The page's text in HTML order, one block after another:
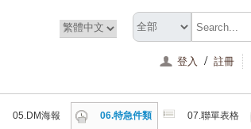
登入 / 註冊
05.DM海報
06.特急件類
07.聯單表格